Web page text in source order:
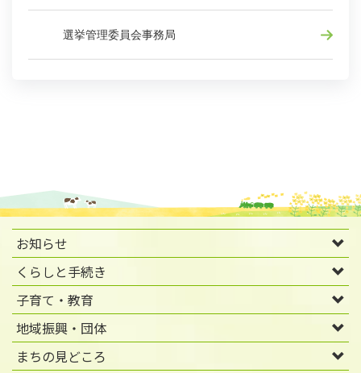
選挙管理委員会事務局
お知らせ
くらしと手続き
子育て・教育
地域振興・団体
まちの見どころ